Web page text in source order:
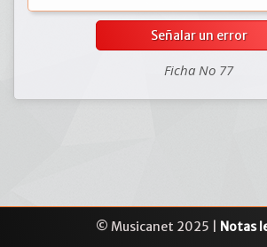
Señalar un error
Ficha No 77
© Musicanet 2025 | Notas